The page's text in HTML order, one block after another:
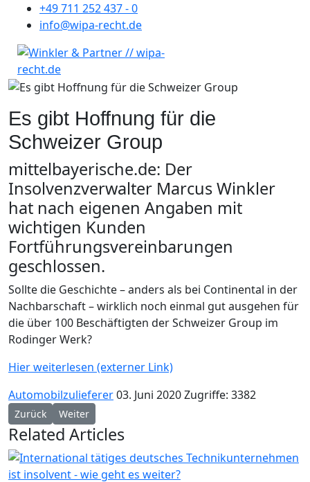
+49 711 252 437 - 0
info@wipa-recht.de
Es gibt Hoffnung für die
Schweizer Group
mittelbayerische.de: Der
Insolvenzverwalter Marcus Winkler
hat nach eigenen Angaben mit
wichtigen Kunden
Fortführungsvereinbarungen
geschlossen.
Sollte die Geschichte – anders als bei Continental in der
Nachbarschaft – wirklich noch einmal gut ausgehen für
die über 100 Beschäftigten der Schweizer Group im
Rodinger Werk?
Hier weiterlesen (externer Link)
Automobilzulieferer03. Juni 2020Zugriffe: 3382
Vorheriger Beitrag: SG Diecasting Suzhou an Beijing Bosa
Zurück Nächster Beitrag: Mehrere Interessenten für
Weiter
Related Articles